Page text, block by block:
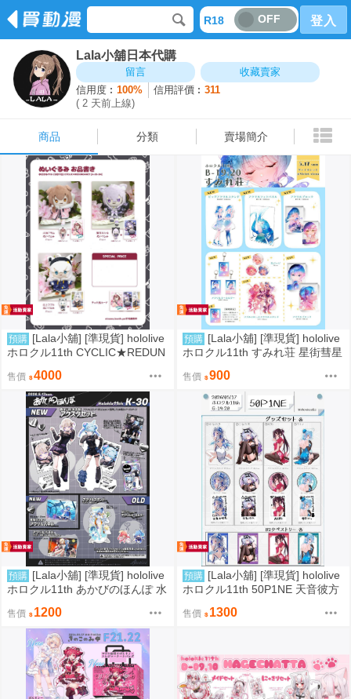
R18 OFF 登入
Lala小舖日本代購
留言
收藏賣家
信用度︰100% 信用評價︰311
( 2 天前上線)
商品 分類 賣場簡介
預購 [Lala小舖] [準現貨] hololive
ホロクル11th CYCLIC★REDUN
徽章 拍立得
售價 4000
預購 [Lala小舖] [準現貨] hololive
ホロクル11th すみれ荘 星街彗星
售價 900
預購 [Lala小舖] [準現貨] hololive
ホロクル11th あかびのほんぽ 水
售價 1200
預購 [Lala小舖] [準現貨] hololive
ホロクル11th 50P1NE 天音彼方
售價 1300
商品 分類